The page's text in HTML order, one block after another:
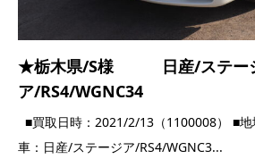
★栃木県/S様 日産/ステー
ア/RS4/WGNC34
■買取日時：2021/2/13（1100008） ■
車：日産/ステージア/RS4/WGNC3...